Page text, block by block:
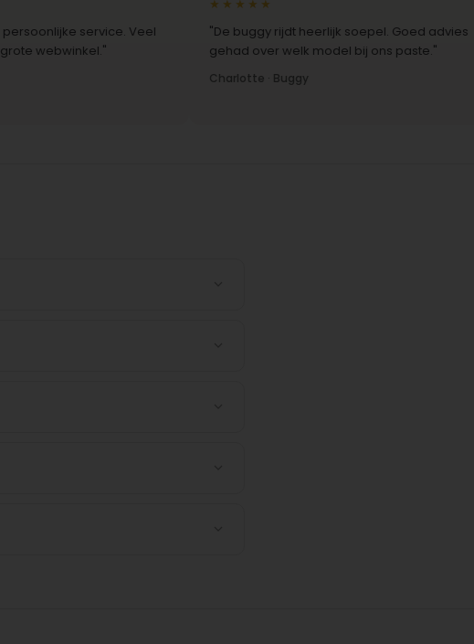
service. Veel
★★★★★
"De buggy rijdt heerlijk soepel. Goed advies
gehad over welk model bij ons paste."
Charlotte · Buggy